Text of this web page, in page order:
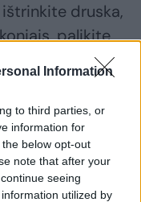
Information
to third parties, or
information for
below opt-out
note that after your
seeing
utilized by
druska,
palikite
ir
svogūnus,
pipirais ir